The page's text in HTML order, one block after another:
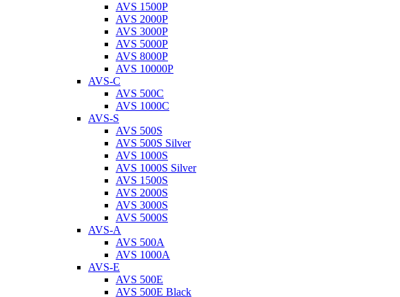
AVS 1500P
AVS 2000P
AVS 3000P
AVS 5000P
AVS 8000P
AVS 10000P
AVS-C
AVS 500C
AVS 1000C
AVS-S
AVS 500S
AVS 500S Silver
AVS 1000S
AVS 1000S Silver
AVS 1500S
AVS 2000S
AVS 3000S
AVS 5000S
AVS-A
AVS 500A
AVS 1000A
AVS-E
AVS 500E
AVS 500E Black